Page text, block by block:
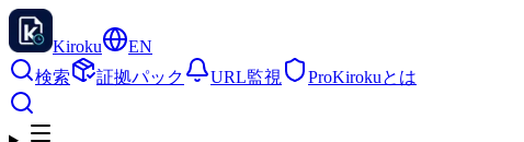
Kiroku
EN
検索
証拠パック URL監視 ProKirokuとは